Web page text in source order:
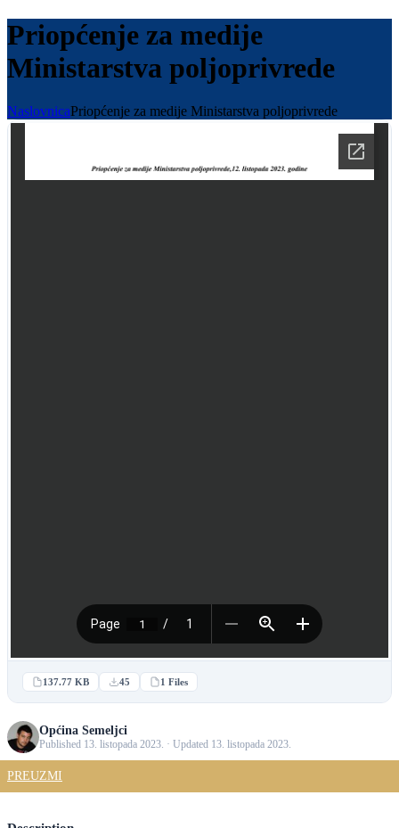
Priopćenje za medije
Ministarstva poljoprivrede
NaslovnicaPriopćenje za medije Ministarstva poljoprivrede
137.77 KB 45 1 Files
Općina Semeljci
Published 13. listopada 2023. · Updated 13. listopada 2023.
PREUZMI